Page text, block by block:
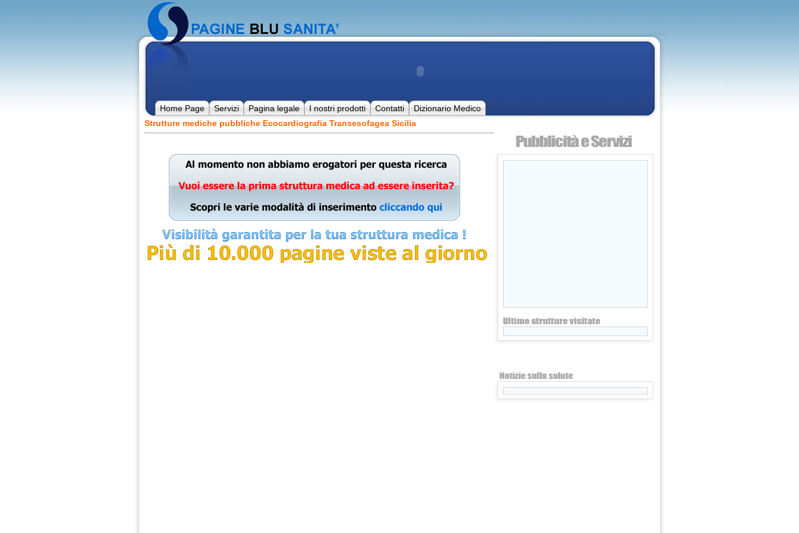
Home Page Servizi Pagina legale I nostri prodotti Contatti
Dizionario Medico
Strutture mediche pubbliche Ecocardiografia Transesofagea Sicilia